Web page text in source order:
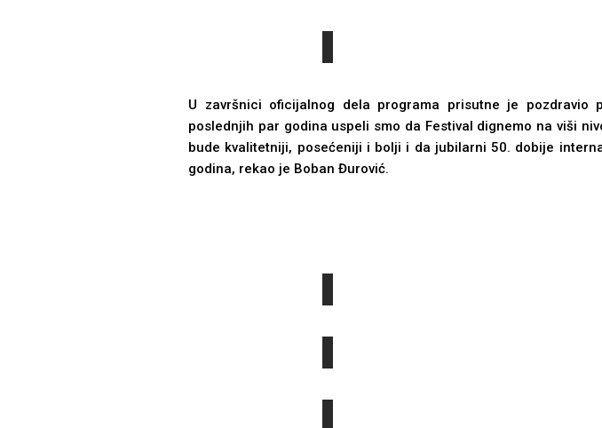
U završnici oficijalnog dela programa prisutne je pozdravio
poslednjih par godina uspeli smo da Festival dignemo na viši
bude kvalitetniji, posećeniji i bolji i da jubilarni 50. dobije
godina, rekao je Boban Đurović.